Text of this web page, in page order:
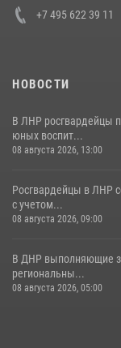
+7 495 622 39 11
НОВОСТИ
В ЛНР росгвардейцы
юных воспит...
08 августа 2026, 13:00
Росгвардейцы в ЛНР
с учетом...
08 августа 2026, 09:00
В ДНР выполняющие
региональны...
08 августа 2026, 05:00